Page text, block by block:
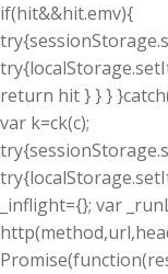
if(hit&&hit.emv){
return hit } } }
var k=ck(c);
_inflight={}; var